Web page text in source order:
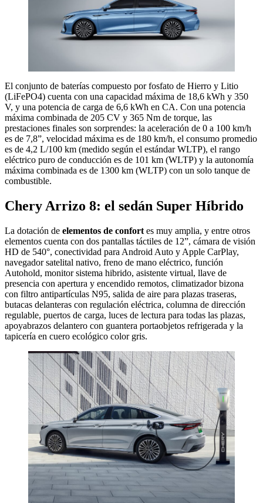
El conjunto de baterías compuesto por fosfato de Hierro y Litio
(LiFePO4) cuenta con una capacidad máxima de 18,6 kWh y 350
V, y una potencia de carga de 6,6 kWh en CA. Con una potencia
máxima combinada de 205 CV y 365 Nm de torque, las
prestaciones finales son sorprendes: la aceleración de 0 a 100 km/h
es de 7,8”, velocidad máxima es de 180 km/h, el consumo promedio
es de 4,2 L/100 km (medido según el estándar WLTP), el rango
eléctrico puro de conducción es de 101 km (WLTP) y la autonomía
máxima combinada es de 1300 km (WLTP) con un solo tanque de
combustible.
Chery Arrizo 8: el sedán Super Híbrido
La dotación de elementos de confort es muy amplia, y entre otros
elementos cuenta con dos pantallas táctiles de 12”, cámara de visión
HD de 540°, conectividad para Android Auto y Apple CarPlay,
navegador satelital nativo, freno de mano eléctrico, función
Autohold, monitor sistema hibrido, asistente virtual, llave de
presencia con apertura y encendido remotos, climatizador bizona
con filtro antipartículas N95, salida de aire para plazas traseras,
butacas delanteras con regulación eléctrica, columna de dirección
regulable, puertos de carga, luces de lectura para todas las plazas,
apoyabrazos delantero con guantera portaobjetos refrigerada y la
tapicería en cuero ecológico color gris.